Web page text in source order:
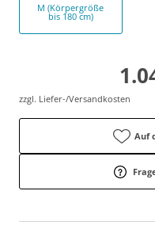
M (Körpergröße
bis 180 cm)
zzgl. Liefer-/Versandkosten
Auf